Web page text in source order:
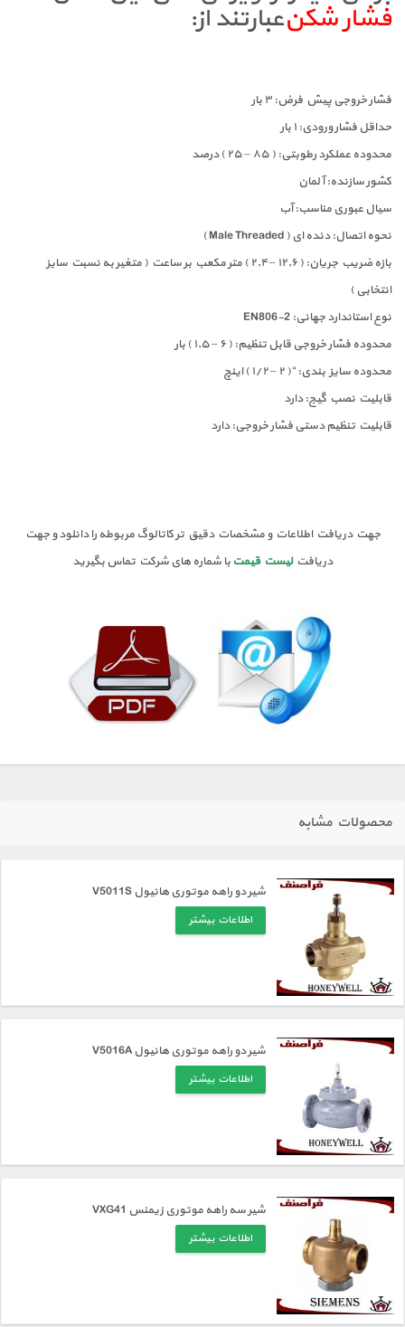
فشار شکنعبارتند از:
فشار خروجی پیش فرض: ۳ بار
حداقل فشار ورودی: ۱ بار
محدوده عملکرد رطوبتی: ( ۸۵ – ۲۵ ) درصد
کشور سازنده: آلمان
سیال عبوری مناسب: آب
نحوه اتصال: دنده ای ( Male Threaded )
بازه ضریب جریان: ( ۱۲٫۶ – ۲٫۴ ) متر مکعب بر ساعت ( متغیر به نسبت سایز
انتخابی )
نوع استاندارد جهانی: EN806-2
محدوده فشار خروجی قابل تنظیم: ( ۶ – ۱٫۵ ) بار
محدوده سایز بندی: “( ۲ – ۱/۲ ) اینچ
قابلیت نصب گیج: دارد
قابلیت تنظیم دستی فشار خروجی: دارد
جهت دریافت اطلاعات و مشخصات دقیق تر کاتالوگ مربوطه را دانلود و جهت
دریافت لیست قیمت با شماره های شرکت تماس بگیرید
محصولات مشابه
شیر دو راهه موتوری هانیول V5011S
اطلاعات بیشتر
شیر دو راهه موتوری هانیول V5016A
اطلاعات بیشتر
شیر سه راهه موتوری زیمنس VXG41
اطلاعات بیشتر